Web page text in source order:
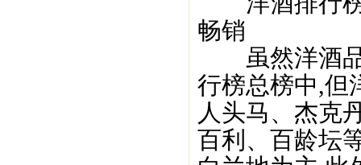
畅销
虽然洋酒品
行榜总榜中,但
人头马、杰克
百利、百龄坛